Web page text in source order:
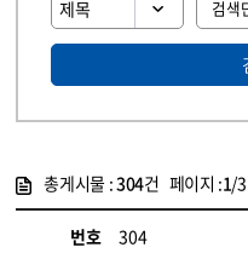
총게시물 :304건 페이지 :1/
번호
304